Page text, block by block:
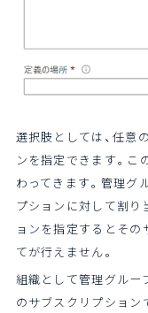
選択肢としては、任意
ンを指定できます。
わってきます。管理グ
プションに対して割り
ョンを指定するとそ
てが行えません。
組織として管理グルー
のサブスクリプション